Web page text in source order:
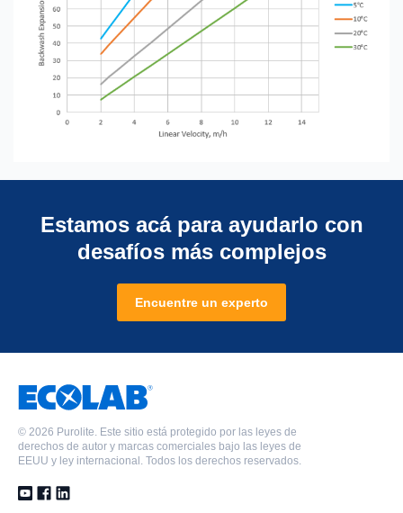
Estamos acá para ayudarlo con
desafíos más complejos
Encuentre un experto
© 2026 Purolite. Este sitio está protegido por las leyes de
derechos de autor y marcas comerciales bajo las leyes de
EEUU y ley internacional. Todos los derechos reservados.